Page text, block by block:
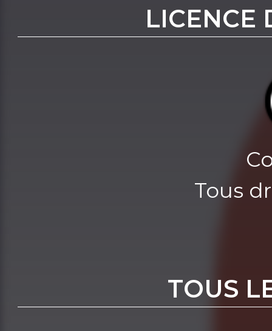
LICENCE
Tous
TOUS